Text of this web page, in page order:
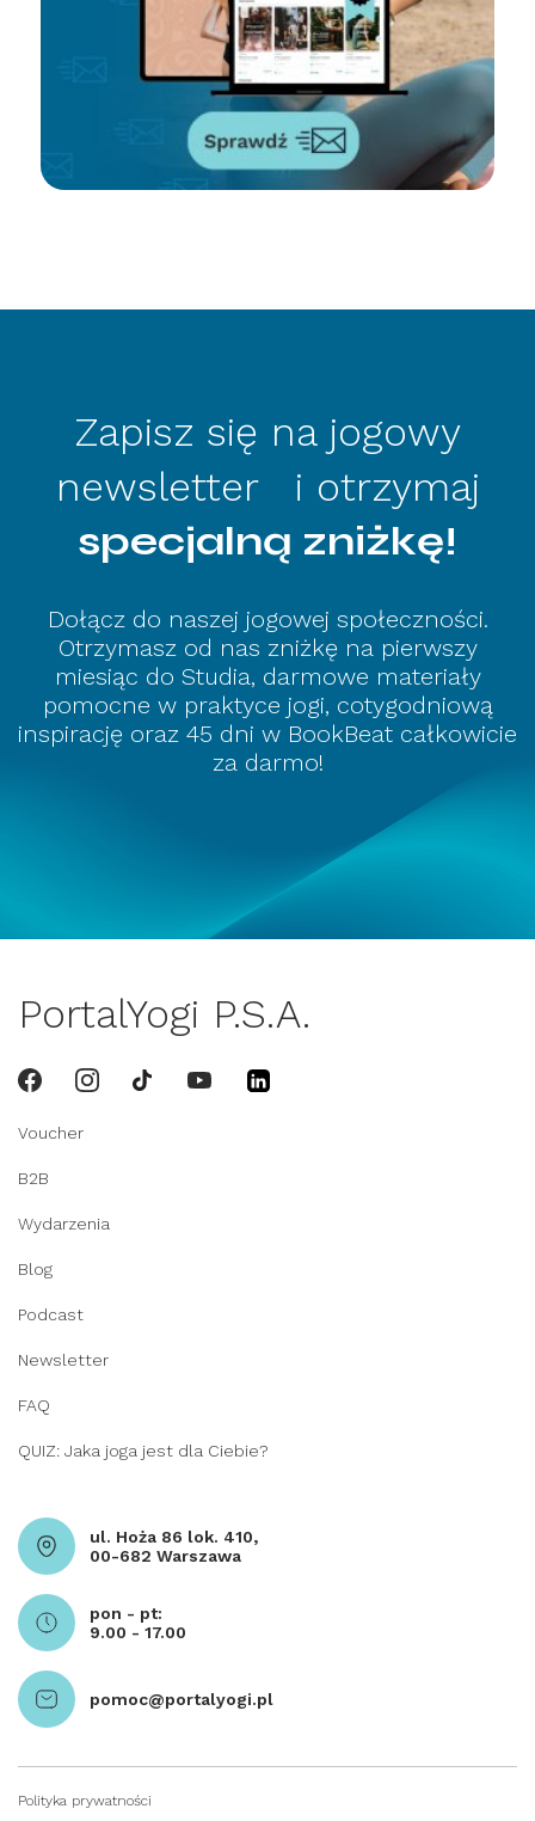
Zapisz się na jogowy
newsletter i otrzymaj
specjalną zniżkę!
Dołącz do naszej jogowej społeczności.
Otrzymasz od nas zniżkę na pierwszy
miesiąc do Studia, darmowe materiały
pomocne w praktyce jogi, cotygodniową
inspirację oraz 45 dni w BookBeat całkowicie
za darmo!
PortalYogi P.S.A.
Voucher
B2B
Wydarzenia
Blog
Podcast
Newsletter
FAQ
QUIZ: Jaka joga jest dla Ciebie?
ul. Hoża 86 lok. 410,
00-682 Warszawa
pon - pt:
9.00 - 17.00
pomoc@portalyogi.pl
Polityka prywatności